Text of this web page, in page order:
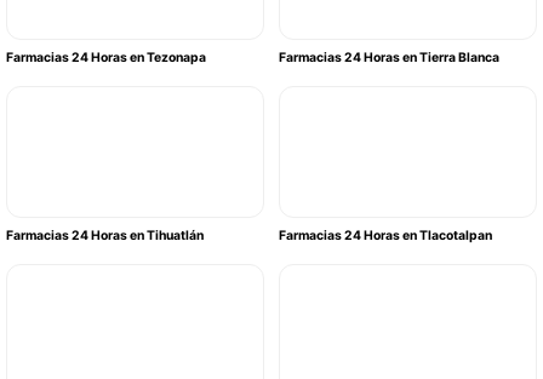
Farmacias 24 Horas en Tezonapa Farmacias 24 Horas en Tierra Blanca
Farmacias 24 Horas en Tihuatlán Farmacias 24 Horas en Tlacotalpan